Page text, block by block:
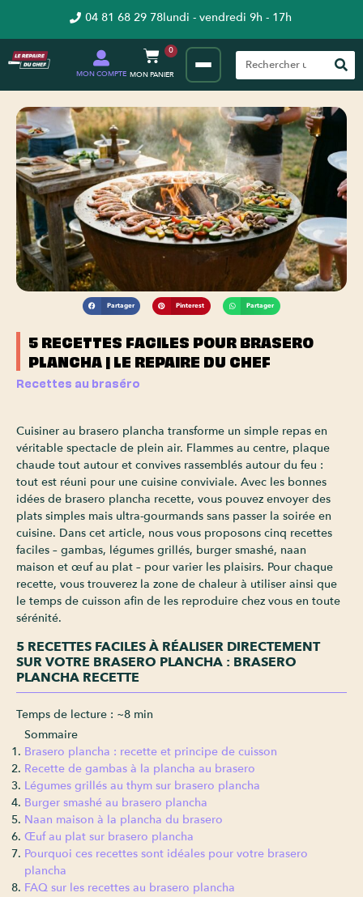
04 81 68 29 78lundi - vendredi 9h - 17h
MON COMPTE
0
Partager Pinterest Partager
5 RECETTES FACILES POUR BRASERO
PLANCHA | LE REPAIRE DU CHEF
Recettes au braséro
Cuisiner au brasero plancha transforme un simple repas en
véritable spectacle de plein air. Flammes au centre, plaque
chaude tout autour et convives rassemblés autour du feu :
tout est réuni pour une cuisine conviviale. Avec les bonnes
idées de brasero plancha recette, vous pouvez envoyer des
plats simples mais ultra-gourmands sans passer la soirée en
cuisine. Dans cet article, nous vous proposons cinq recettes
faciles – gambas, légumes grillés, burger smashé, naan
maison et œuf au plat – pour varier les plaisirs. Pour chaque
recette, vous trouverez la zone de chaleur à utiliser ainsi que
le temps de cuisson afin de les reproduire chez vous en toute
sérénité.
5 RECETTES FACILES À RÉALISER DIRECTEMENT
SUR VOTRE BRASERO PLANCHA : BRASERO
PLANCHA RECETTE
Temps de lecture : ~8 min
Sommaire
Brasero plancha : recette et principe de cuisson
Recette de gambas à la plancha au brasero
Légumes grillés au thym sur brasero plancha
Burger smashé au brasero plancha
Naan maison à la plancha du brasero
Œuf au plat sur brasero plancha
Pourquoi ces recettes sont idéales pour votre brasero
plancha
FAQ sur les recettes au brasero plancha